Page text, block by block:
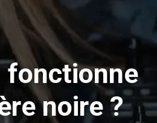
fonctionne
noire ?